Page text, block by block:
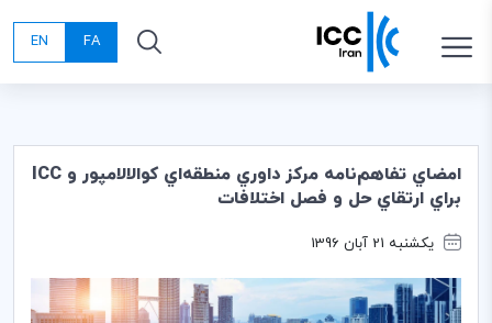
FA
EN
امضاي تفاهم‌نامه مركز داوري منطقه‌اي كوالالامپور و ICC
براي ارتقاي حل و فصل اختلافات
یکشنبه 21 آبان 1396